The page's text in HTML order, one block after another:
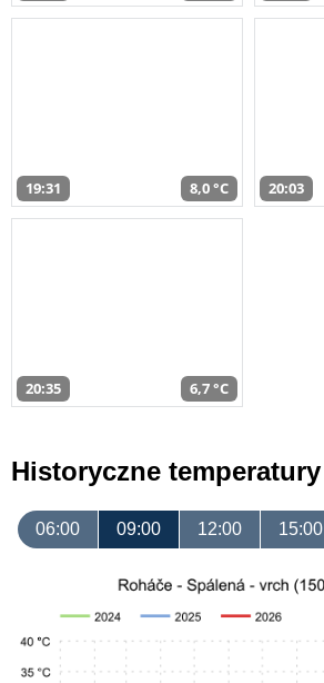
19:31 8,0 °C 20:03
20:35 6,7 °C
Historyczne temperatury
06:00 09:00 12:00 15:00